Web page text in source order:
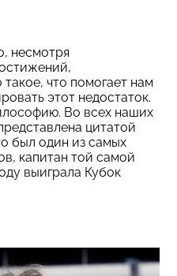
несмотря
такое, что помогает нам
этот недостаток.
Во всех наших
цитатой
был один из самых
капитан той самой
выиграла Кубок